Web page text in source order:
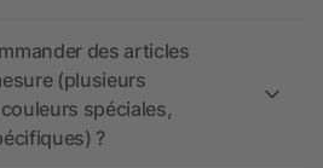
des articles
(plusieurs
spéciales,
?